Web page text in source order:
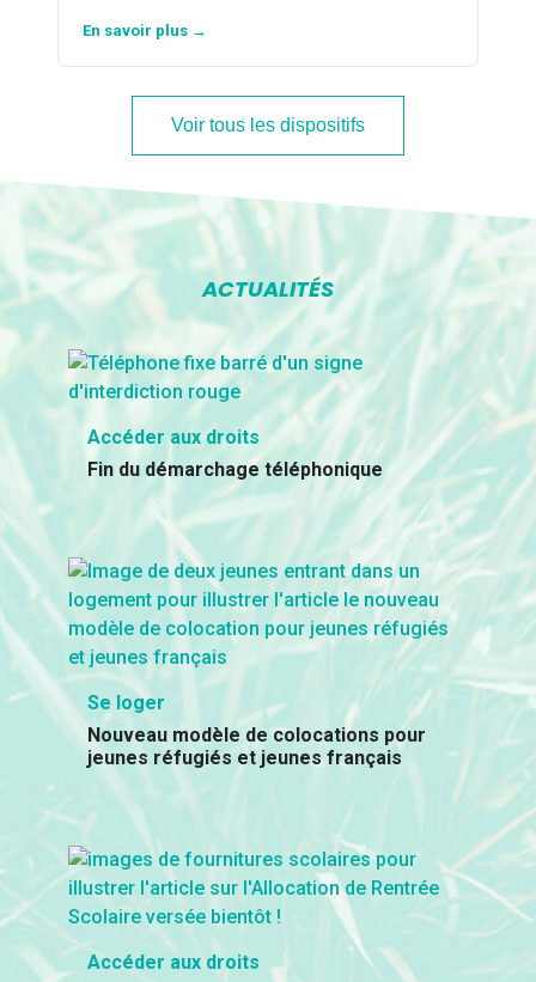
En savoir plus →
Voir tous les dispositifs
ACTUALITÉS
Accéder aux droits
Fin du démarchage téléphonique
Se loger
Nouveau modèle de colocations pour
jeunes réfugiés et jeunes français
Accéder aux droits